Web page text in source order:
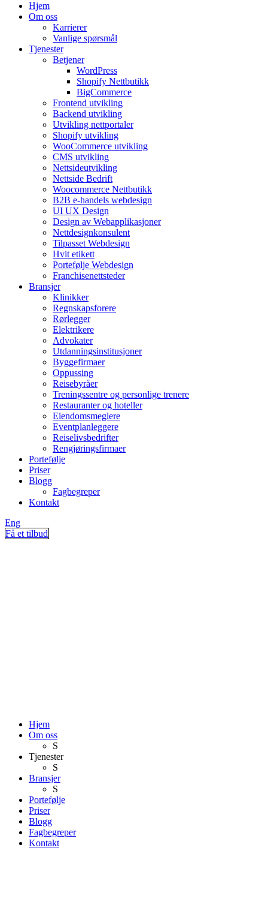
Hjem
Om oss
Karrierer
Vanlige spørsmål
Tjenester
Betjener
WordPress
Shopify Nettbutikk
BigCommerce
Frontend utvikling
Backend utvikling
Utvikling nettportaler
Shopify utvikling
WooCommerce utvikling
CMS utvikling
Nettsideutvikling
Nettside Bedrift
Woocommerce Nettbutikk
B2B e-handels webdesign
UI UX Design
Design av Webapplikasjoner
Nettdesignkonsulent
Tilpasset Webdesign
Hvit etikett
Portefølje Webdesign
Franchisenettsteder
Bransjer
Klinikker
Regnskapsforere
Rørlegger
Elektrikere
Advokater
Utdanningsinstitusjoner
Byggefirmaer
Oppussing
Reisebyråer
Treningssentre og personlige trenere
Restauranter og hoteller
Eiendomsmeglere
Eventplanleggere
Reiselivsbedrifter
Rengjøringsfirmaer
Portefølje
Priser
Blogg
Fagbegreper
Kontakt
Eng
Få et tilbud
Hjem
Om oss
S
Tjenester
S
Bransjer
S
Portefølje
Priser
Blogg
Fagbegreper
Kontakt